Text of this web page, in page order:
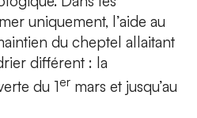
uniquement, l’aide au
du cheptel allaitant
différent : la
du 1er mars et jusqu’au